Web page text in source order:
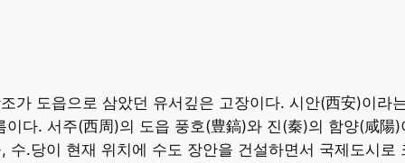
가 도읍으로 삼았던 유서깊은 고장이다. 시안(西安)이라
다. 서주(西周)의 도읍 풍호(豊鎬)와 진(秦)의 함양(咸
수.당이 현재 위치에 수도 장안을 건설하면서 국제도시